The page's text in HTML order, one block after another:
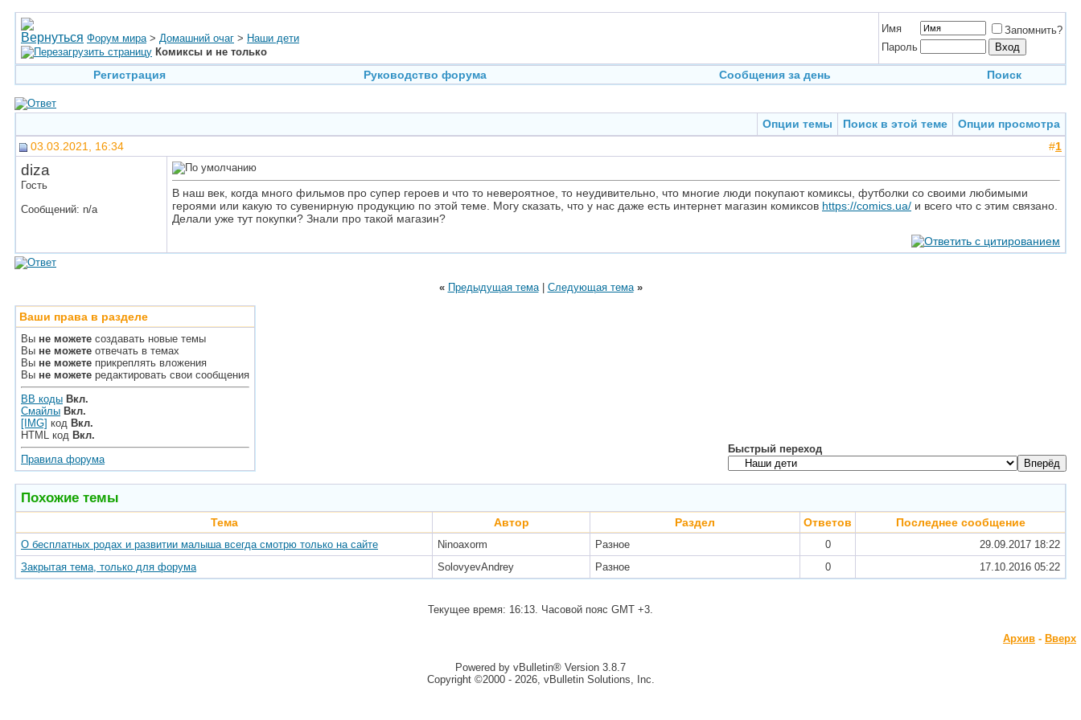
Форум мира > Домашний очаг > Наши дети
Комиксы и не только
Имя
Запомнить?
Пароль
Регистрация Руководство форума Сообщения за день Поиск
Опции темы Поиск в этой теме
Опции просмотра
03.03.2021, 16:34
#1
diza
Гость
Сообщений: n/a
В наш век, когда много фильмов про супер героев и что то невероятное, то неудивительно, что многие люди покупают комиксы, футболки со своими любимыми
героями или какую то сувенирную продукцию по этой теме. Могу сказать, что у нас даже есть интернет магазин комиксов https://comics.ua/ и всего что с этим связано.
Делали уже тут покупки? Знали про такой магазин?
« Предыдущая тема| Следующая тема »
Ваши права в разделе
Вы не можете создавать новые темы
Вы не можете отвечать в темах
Вы не можете прикреплять вложения
Вы не можете редактировать свои сообщения
BB коды Вкл.
Смайлы Вкл.
[IMG] код Вкл.
HTML код Вкл.
Правила форума
Быстрый переход
Похожие темы
Тема Автор Раздел Ответов Последнее сообщение
О бесплатных родах и развитии малыша всегда смотрю только на сайте Ninoaxorm Разное 0 29.09.2017 18:22
Закрытая тема, только для форума
SolovyevAndrey Разное 0 17.10.2016 05:22
Текущее время: 16:13. Часовой пояс GMT +3.
Архив - Вверх
Powered by vBulletin® Version 3.8.7
Copyright ©2000 - 2026, vBulletin Solutions, Inc.